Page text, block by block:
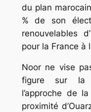
du plan
% de son
renouvelables
pour la France à
Noor ne vise
figure sur la
l’approche de
proximité